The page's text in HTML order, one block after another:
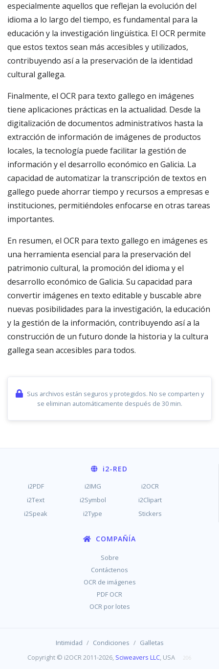
especialmente aquellos que reflejan la evolución del
idioma a lo largo del tiempo, es fundamental para la
educación y la investigación lingüística. El OCR permite
que estos textos sean más accesibles y utilizados,
contribuyendo así a la preservación de la identidad
cultural gallega.
Finalmente, el OCR para texto gallego en imágenes
tiene aplicaciones prácticas en la actualidad. Desde la
digitalización de documentos administrativos hasta la
extracción de información de imágenes de productos
locales, la tecnología puede facilitar la gestión de
información y el desarrollo económico en Galicia. La
capacidad de automatizar la transcripción de textos en
gallego puede ahorrar tiempo y recursos a empresas e
instituciones, permitiéndoles enfocarse en otras tareas
importantes.
En resumen, el OCR para texto gallego en imágenes es
una herramienta esencial para la preservación del
patrimonio cultural, la promoción del idioma y el
desarrollo económico de Galicia. Su capacidad para
convertir imágenes en texto editable y buscable abre
nuevas posibilidades para la investigación, la educación
y la gestión de la información, contribuyendo así a la
construcción de un futuro donde la historia y la cultura
gallega sean accesibles para todos.
Sus archivos están seguros y protegidos. No se comparten y
se eliminan automáticamente después de 30 min.
i2-RED
i2PDF i2IMG
i2OCR
i2Text
i2Symbol
i2Clipart
i2Speak
i2Type Stickers
COMPAÑÍA
Sobre
Contáctenos
OCR de imágenes
PDF OCR
OCR por lotes
Intimidad / Condiciones / Galletas
Copyright © i2OCR 2011-2026, Sciweavers LLC, USA 206